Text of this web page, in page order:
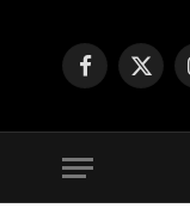
Facebook
X